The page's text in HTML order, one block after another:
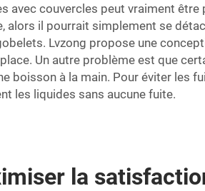
avec couvercles peut vraiment
alors il pourrait simplement se
Lvzong propose une
Un autre problème est que
boisson à la main. Pour éviter les
les liquides sans aucune fuite.
la